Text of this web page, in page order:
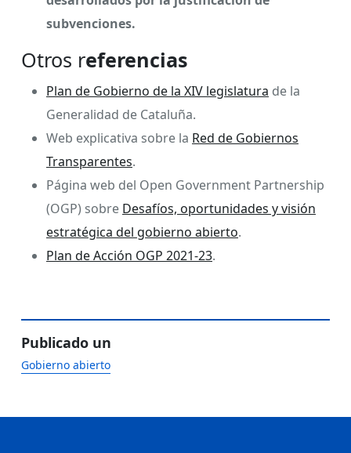
subvenciones.
Otros referencias
Plan de Gobierno de la XIV legislatura de la
Generalidad de Cataluña.
Web explicativa sobre la Red de Gobiernos
Transparentes.
Página web del Open Government Partnership
(OGP) sobre Desafíos, oportunidades y visión
estratégica del gobierno abierto.
Plan de Acción OGP 2021-23.
Publicado un
Gobierno abierto